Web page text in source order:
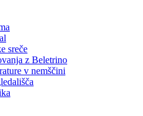
sreče
z Beletrino
v nemščini